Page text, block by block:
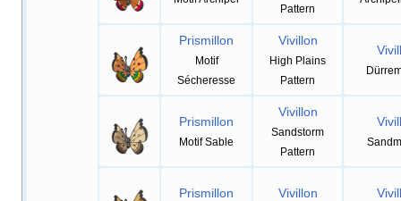
Pattern
Prismillon
Motif
Sécheresse
Vivillon
High Plains
Pattern
Prismillon
Motif Sable
Vivillon
Sandstorm
Pattern
Prismillon Vivillon